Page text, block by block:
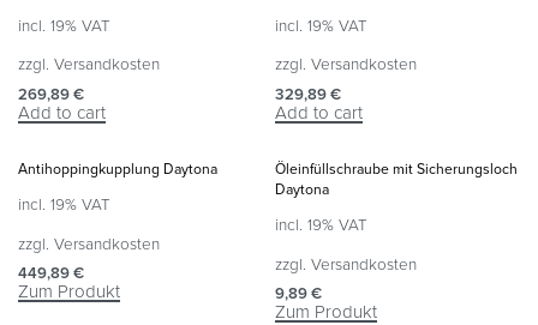
incl. 19% VAT
zzgl. Versandkosten
269,89€
Add to cart
incl. 19% VAT
zzgl. Versandkosten
329,89€
Add to cart
Antihoppingkupplung Daytona
incl. 19% VAT
zzgl. Versandkosten
449,89€
Zum Produkt
Öleinfüllschraube mit Sicherungsloch
Daytona
incl. 19% VAT
zzgl. Versandkosten
9,89€
Zum Produkt